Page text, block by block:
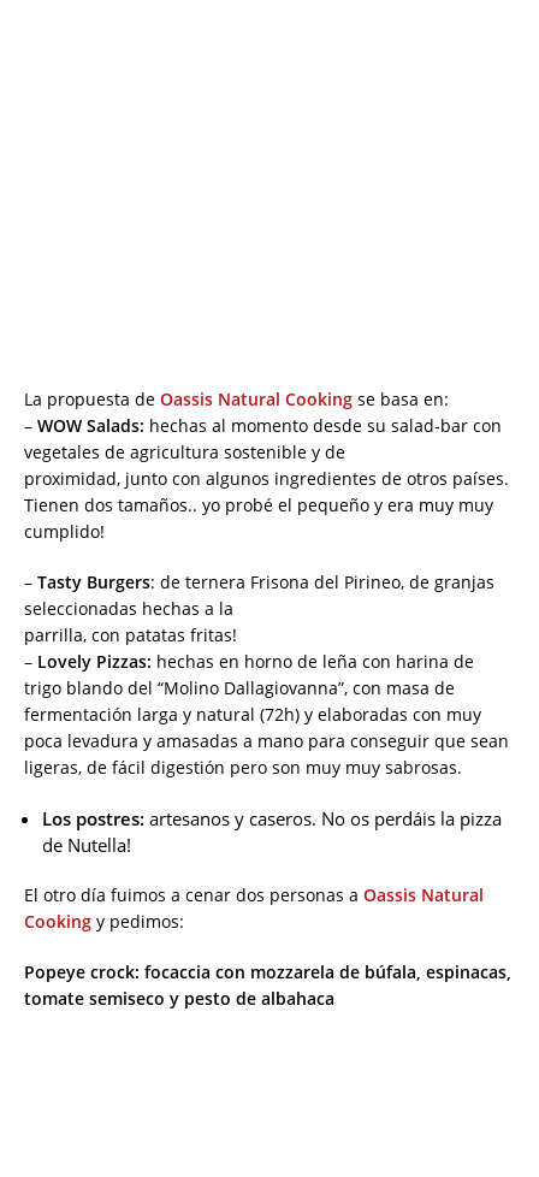
La propuesta de Oassis Natural Cooking se basa en:
– WOW Salads: hechas al momento desde su salad-bar con
vegetales de agricultura sostenible y de
proximidad, junto con algunos ingredientes de otros países.
Tienen dos tamaños.. yo probé el pequeño y era muy muy
cumplido!
– Tasty Burgers: de ternera Frisona del Pirineo, de granjas
seleccionadas hechas a la
parrilla, con patatas fritas!
– Lovely Pizzas: hechas en horno de leña con harina de
trigo blando del “Molino Dallagiovanna”, con masa de
fermentación larga y natural (72h) y elaboradas con muy
poca levadura y amasadas a mano para conseguir que sean
ligeras, de fácil digestión pero son muy muy sabrosas.
Los postres: artesanos y caseros. No os perdáis la pizza
de Nutella!
El otro día fuimos a cenar dos personas a Oassis Natural
Cooking y pedimos:
Popeye crock: focaccia con mozzarela de búfala, espinacas,
tomate semiseco y pesto de albahaca